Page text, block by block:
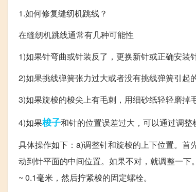
1.如何修复缝纫机跳线？
在缝纫机跳线通常有几种可能性
1)如果针弯曲或针装反了，更换新针或正确安装针
2)如果挑线弹簧张力过大或者没有挑线弹簧引起
3)如果旋梭的梭尖上有毛刺，用细砂纸轻轻磨掉毛
4)如果梭子和针的位置误差过大，可以通过调整
具体操作如下：a)调整针和旋梭的上下位置。
动到针平面的中间位置。如果不对，就调整一
~ 0.1毫米，然后拧紧梭的固定螺栓。